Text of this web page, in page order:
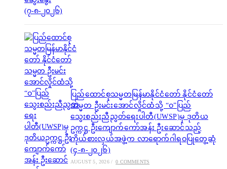
ပြည်ထောင်စုသမ္မတမြန်မာနိုင်ငံတော် နိုင်ငံတော်
သမ္မတ ဦးမင်းအောင်လှိုင်ထံသို့ “ဝ”ပြည်
သွေးစည်းညီညွတ်ရေးပါတီ(UWSP)မှ ဒုတိယ
ဥက္ကဋ္ဌ ဦးကျောက်ကော်အန်း ဦးဆောင်သည့်
ကိုယ်စားလှယ်အဖွဲ့က လာရောက်ဂါရဝပြုတွေ့ဆုံ
(၄-၈-၂၀၂၆)
AUGUST 5, 2026 / 0 COMMENTS